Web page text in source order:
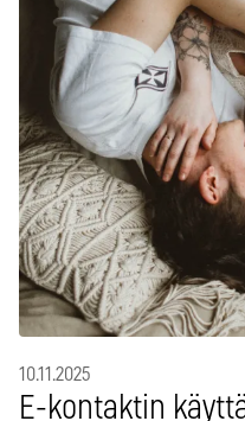
10.11.2025
E-kontaktin